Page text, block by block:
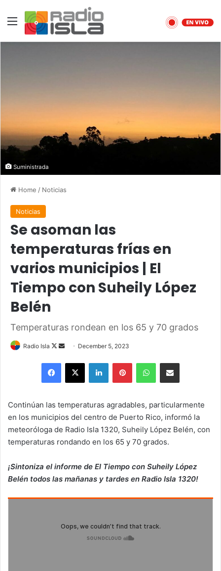
Menu
Suministrada
Home / Noticias
Noticias
Se asoman las
temperaturas frías en
varios municipios | El
Tiempo con Suheily López
Belén
Temperaturas rondean en los 65 y 70 grados
Radio Isla
Follow
Send
email
December 5, 2023
Facebook
X LinkedInPinterestWhatsAppShare via Email
Continúan las temperaturas agradables, particularmente
en los municipios del centro de Puerto Rico, informó la
meteoróloga de Radio Isla 1320, Suheily López Belén, con
temperaturas rondando en los 65 y 70 grados.
¡Sintoniza el informe de El Tiempo con Suheily López
Belén todos las mañanas y tardes en Radio Isla 1320!